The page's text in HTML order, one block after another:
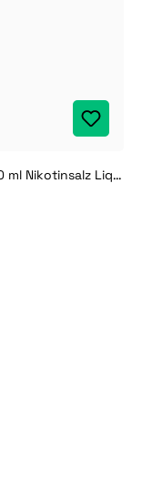
Vampire Vape Pinkman 10 ml Nikotinsalz Liquid